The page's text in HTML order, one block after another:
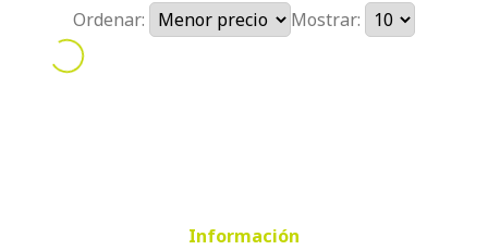
Ordenar: Mostrar:
Información